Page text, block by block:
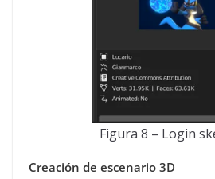
Figura 8 – Login
Creación de escenario 3D